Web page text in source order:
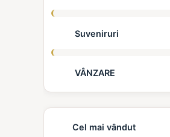
Suveniruri
VÂNZARE
Cel mai vândut
De la:218,00 €